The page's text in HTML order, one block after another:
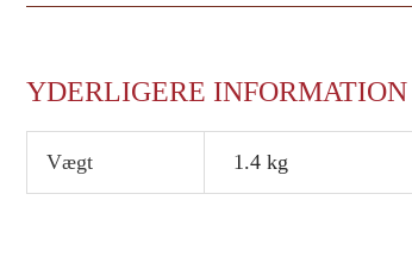
YDERLIGERE INFORMATION
Vægt 1.4 kg